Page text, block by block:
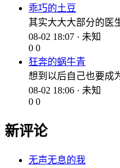
乖巧的土豆
其实大大大部分的医
08-02 18:07 · 未知
0 0
狂奔的蜗牛青
想到以后自己也要成
08-02 18:06 · 未知
0 0
新评论
无声无息的我